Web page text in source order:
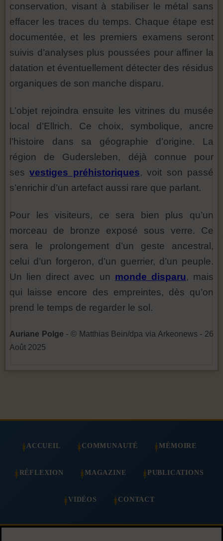
conservation, visant à stabiliser le métal sans
effacer les traces du temps. Chaque étape est
documentée, et les premiers examens seront
suivis d’analyses plus poussées pour affiner la
datation et éventuellement détecter des résidus
organiques de son manche disparu.
L’objet rejoindra ensuite les vitrines du musée
local d’Ellrich. Ce choix, symbolique, ancre
l’histoire dans sa géographie d’origine. La
région de Gudersleben, déjà connue pour
sesvestiges préhistoriques, voit son passé
s’enrichir d’un artefact aussi rare que parlant.
Pour les visiteurs, ce sera bien plus qu’un
morceau de bronze exposé sous verre. Ce
sera le prolongement d’un geste ancestral,
celui d’un forgeron, d’un guerrier, d’un peuple.
Un lien direct avec un monde disparu, mais
qui laisse encore des empreintes, dès qu’on
prend le temps de regarder le sol.
Auriane Polge - © Matthias Bein/dpa via Arkeonews - 26
Août 2025
ACCUEIL COMMUNAUTÉ MÉMOIRE
RÉFLEXION MAGAZINE PUBLICATIONS
VIDÉOS CONTACT